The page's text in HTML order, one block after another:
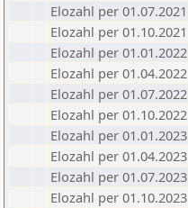
Elozahl per 01.07.2021
Elozahl per 01.10.2021
Elozahl per 01.01.2022
Elozahl per 01.04.2022
Elozahl per 01.07.2022
Elozahl per 01.10.2022
Elozahl per 01.01.2023
Elozahl per 01.04.2023
Elozahl per 01.07.2023
Elozahl per 01.10.2023